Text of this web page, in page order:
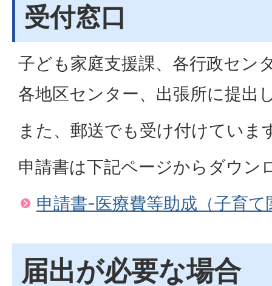
受付窓口
子ども家庭支援課、各行政セン
各地区センター、出張所に提出
また、郵送でも受け付けていま
申請書は下記ページからダウン
申請書-医療費等助成（子育て
届出が必要な場合